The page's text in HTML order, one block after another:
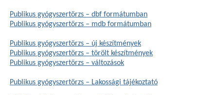
Publikus gyógyszertörzs – dbf formátumban
Publikus gyógyszertörzs – mdb formátumban
Publikus gyógyszertörzs – új készítmények
Publikus gyógyszertörzs – törölt készítmények
Publikus gyógyszertörzs – változások
Publikus gyógyszertörzs – Lakossági tájékoztató